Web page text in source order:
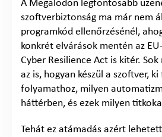
A Megalodon legfontosabb
szoftverbiztonság ma már nem
programkód ellenőrzésénél,
konkrét elvárások mentén az
Cyber Resilience Act is kitér.
az is, hogyan készül a szoftver,
folyamathoz, milyen
háttérben, és ezek milyen
Tehát ez atámadás azért